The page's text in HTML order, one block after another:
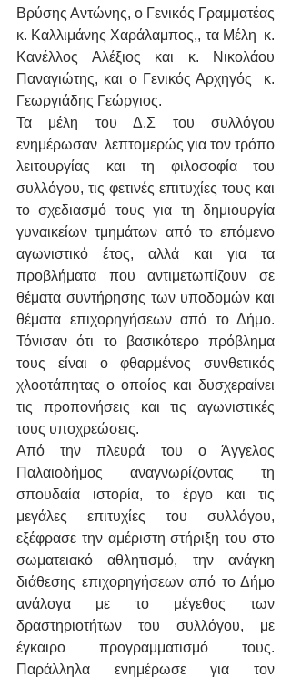
Βρύσης Αντώνης, ο Γενικός Γραμματέας
κ. Καλλιμάνης Χαράλαμπος,, τα Μέλη  κ.
Κανέλλος Αλέξιος και κ. Νικολάου
Παναγιώτης, και ο Γενικός Αρχηγός  κ.
Γεωργιάδης Γεώργιος.
Τα μέλη του Δ.Σ του συλλόγου
ενημέρωσαν  λεπτομερώς για τον τρόπο
λειτουργίας και τη φιλοσοφία του
συλλόγου, τις φετινές επιτυχίες τους και
το σχεδιασμό τους για τη δημιουργία
γυναικείων τμημάτων από το επόμενο
αγωνιστικό έτος, αλλά και για τα
προβλήματα που αντιμετωπίζουν σε
θέματα συντήρησης των υποδομών και
θέματα επιχορηγήσεων από το Δήμο.
Τόνισαν ότι το βασικότερο πρόβλημα
τους είναι ο φθαρμένος συνθετικός
χλοοτάπητας ο οποίος και δυσχεραίνει
τις προπονήσεις και τις αγωνιστικές
τους υποχρεώσεις.
Από την πλευρά του ο Άγγελος
Παλαιοδήμος αναγνωρίζοντας τη
σπουδαία ιστορία, το έργο και τις
μεγάλες επιτυχίες του συλλόγου,
εξέφρασε την αμέριστη στήριξη του στο
σωματειακό αθλητισμό, την ανάγκη
διάθεσης επιχορηγήσεων από το Δήμο
ανάλογα με το μέγεθος των
δραστηριοτήτων του συλλόγου, με
έγκαιρο προγραμματισμό τους.
Παράλληλα ενημέρωσε για τον